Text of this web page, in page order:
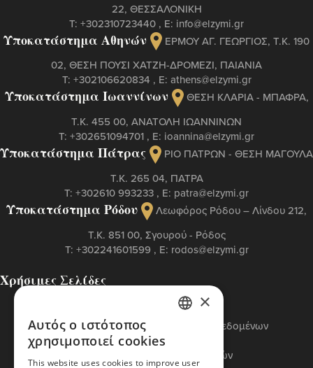
22, ΘΕΣΣΑΛΟΝΙΚΗ
Τ: +302310723440 , Ε: info@elzymi.gr
Υποκατάστημα Αθηνών
ΕΡΜΟΥ ΑΓ. ΓΕΩΡΓΙΟΣ, T.K. 190
02, ΘΕΣΗ ΠΟΥΣΙ ΧΑΤΖΗ-ΔΡΟΜΕΖΙ, ΠΑΙΑΝΙΑ
Τ: +302106620834 , Ε: athens@elzymi.gr
Υποκατάστημα Ιωαννίνων
ΘΕΣΗ ΚΛΑΡΙΑ - ΜΠΑΦΡΑ,
Τ.Κ. 455 00, ΑΝΑΤΟΛΗ ΙΩΑΝΝΙΝΩΝ
Τ: +302651094701 , Ε: ioannina@elzymi.gr
Υποκατάστημα Πάτρας
ΡΙΟ ΠΑΤΡΩΝ - ΘΕΣΗ ΜΑΓΟΥΛΑ
Τ.Κ. 265 04, ΠΑΤΡΑ
Τ: +302610 993233 , Ε: patra@elzymi.gr
Υποκατάστημα Ρόδου
Λεωφόρος Ρόδου – Λίνδου 212,
T.K. 851 00, Σγουρού - Ρόδος
Τ: +302241601599 , Ε: rodos@elzymi.gr
Χρήσιμες Σελίδες
Επικοινωνία
Πολιτική Cookies
Πολιτική Προστασίας Προσωπικών Δεδομένων
Όροι Χρήσης
Πολιτική Διαχείρισης Αναφορών
×
Αυτός ο ιστότοπος
χρησιμοποιεί cookies
This website uses cookies to improve user